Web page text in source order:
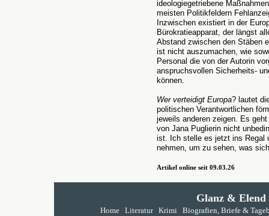
ideologiegetriebene
meisten Politikfeldern
Inzwischen existiert in der
Bürokratieapparat, der längst
Abstand zwischen den Stäben
ist nicht auszumachen, wie
Personal die von der Autorin
anspruchsvollen Sicherheits-
können.
Wer verteidigt Europa? lautet
politischen Verantwortlichen
jeweils anderen zeigen. Es
von Jana Puglierin nicht
ist. Ich stelle es jetzt ins Regal
nehmen, um zu sehen, was
Artikel online seit 09.03.26
Glanz & Elend
Home Literatur Krimi Biografien, Briefe &